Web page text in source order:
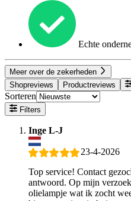
Echte
Meer over de zekerheden
Shopreviews
Productreviews
Sorteren
Filters
Inge L-J
23-4-2026
Top service! Contact
antwoord. Op mijn
olielampje wat ik zocht